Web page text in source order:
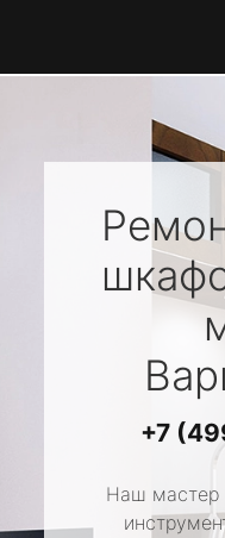
+7
Наш мастер